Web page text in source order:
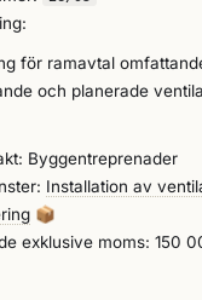
för ramavtal
och planerade
och Teknisk
antas för
Ett antal
ramavtal avseende
arbeten. Se vidare
Byggentreprenader
Installation av
📦
exklusive moms: 150